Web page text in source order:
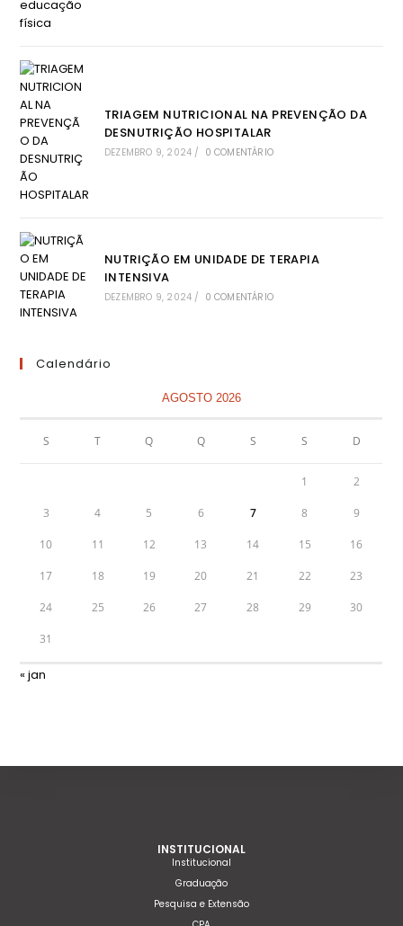
TRIAGEM NUTRICIONAL NA PREVENÇÃO DA
DESNUTRIÇÃO HOSPITALAR
DEZEMBRO 9, 2024 / 0 COMENTÁRIO
NUTRIÇÃO EM UNIDADE DE TERAPIA
INTENSIVA
DEZEMBRO 9, 2024 / 0 COMENTÁRIO
Calendário
AGOSTO 2026
S T Q Q S S D
1 2
3 4 5 6 7 8 9
10 11 12 13 14 15 16
17 18 19 20 21 22 23
24 25 26 27 28 29 30
31
« jan
INSTITUCIONAL
Institucional
Graduação
Pesquisa e Extensão